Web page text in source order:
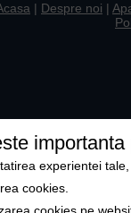
| Despre noi |
importanta
experientei
cookies.